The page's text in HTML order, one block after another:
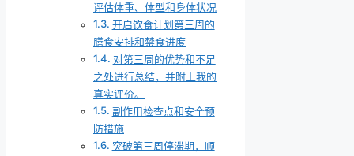
评估体重、体型和身体状况
开启饮食计划第三周的
膳食安排和禁食进度
对第三周的优势和不足
之处进行总结，并附上我的
真实评价。
副作用检查点和安全预
防措施
突破第三周停滞期，顺